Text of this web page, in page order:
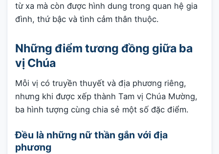
từ xa mà còn được hình dung trong quan hệ gia
đình, thứ bậc và tình cảm thân thuộc.
Những điểm tương đồng giữa ba
vị Chúa
Mỗi vị có truyền thuyết và địa phương riêng,
nhưng khi được xếp thành Tam vị Chúa Mường,
ba hình tượng cùng chia sẻ một số đặc điểm.
Đều là những nữ thần gắn với địa
phương